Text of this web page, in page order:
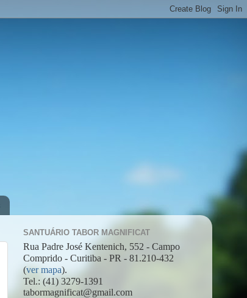
SANTUÁRIO TABOR MAGNIFICAT
Rua Padre José Kentenich, 552 - Campo
Comprido - Curitiba - PR - 81.210-432
(ver mapa).
Tel.: (41) 3279-1391
tabormagnificat@gmail.com